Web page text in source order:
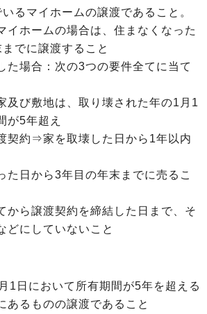
いるマイホームの譲渡であること。
イホームの場合は、住まなくなった
でに譲渡すること
た場合：次の3つの要件全てに当て
及び敷地は、取り壊された年の1月1
が5年超え
契約⇒家を取壊した日から1年以内
た日から3年目の年末までに売るこ
から譲渡契約を締結した日まで、そ
どにしていないこと
1日において所有期間が5年を超える
あるものの譲渡であること